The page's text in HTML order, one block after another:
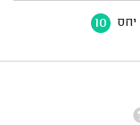
יחס 10